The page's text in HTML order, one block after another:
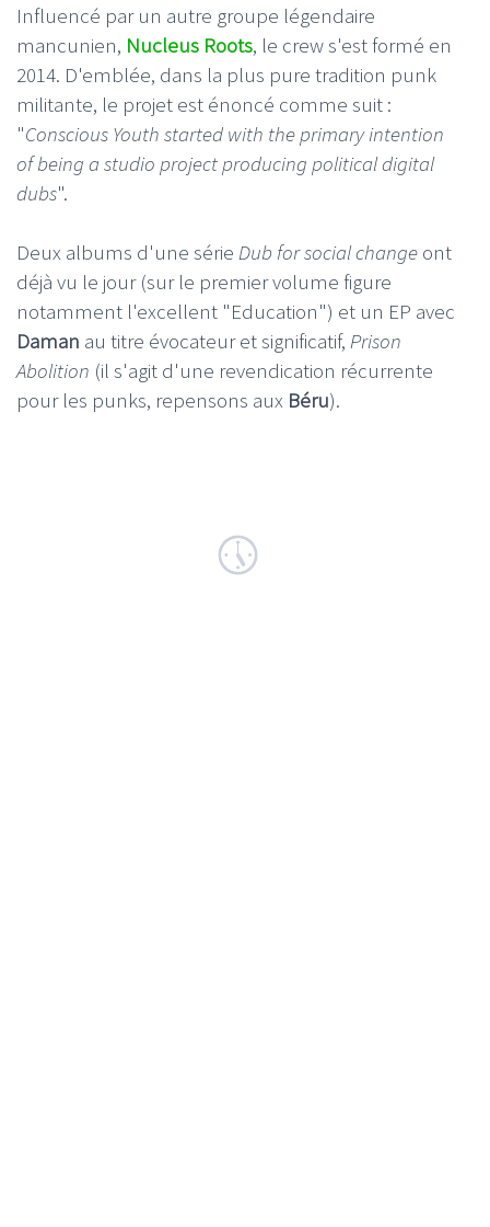
Influencé par un autre groupe légendaire
mancunien, Nucleus Roots, le crew s'est formé en
2014. D'emblée, dans la plus pure tradition punk
militante, le projet est énoncé comme suit :
"Conscious Youth started with the primary intention
of being a studio project producing political digital
dubs".
Deux albums d'une série Dub for social change ont
déjà vu le jour (sur le premier volume figure
notamment l'excellent "Education") et un EP avec
Daman au titre évocateur et significatif, Prison
Abolition (il s'agit d'une revendication récurrente
pour les punks, repensons aux Béru).